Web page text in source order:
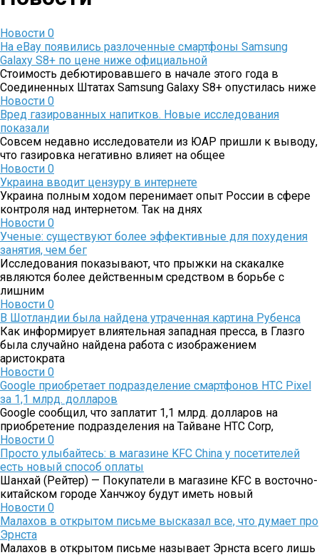
Новости 0
На eBay появились разлоченные смартфоны Samsung
Galaxy S8+ по цене ниже официальной
Стоимость дебютировавшего в начале этого года в
Соединенных Штатах Samsung Galaxy S8+ опустилась ниже
Новости 0
Вред газированных напитков. Новые исследования
показали
Совсем недавно исследователи из ЮАР пришли к выводу,
что газировка негативно влияет на общее
Новости 0
Украина вводит цензуру в интернете
Украина полным ходом перенимает опыт России в сфере
контроля над интернетом. Так на днях
Новости 0
Ученые: существуют более эффективные для похудения
занятия, чем бег
Исследования показывают, что прыжки на скакалке
являются более действенным средством в борьбе с
лишним
Новости 0
В Шотландии была найдена утраченная картина Рубенса
Как информирует влиятельная западная пресса, в Глазго
была случайно найдена работа с изображением
аристократа
Новости 0
Google приобретает подразделение смартфонов HTC Pixel
за 1,1 млрд. долларов
Google сообщил, что заплатит 1,1 млрд. долларов на
приобретение подразделения на Тайване HTC Corp,
Новости 0
Просто улыбайтесь: в магазине KFC China у посетителей
есть новый способ оплаты
Шанхай (Рейтер) — Покупатели в магазине KFC в восточно-
китайском городе Ханчжоу будут иметь новый
Новости 0
Малахов в открытом письме высказал все, что думает про
Эрнста
Малахов в открытом письме называет Эрнста всего лишь